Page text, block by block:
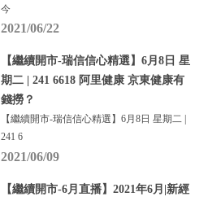
今
2021/06/22
【繼續開市-瑞信信心精選】6月8日 星
期二 | 241 6618 阿里健康 京東健康有
錢撈？
【繼續開市-瑞信信心精選】6月8日 星期二 |
241 6
2021/06/09
【繼續開市-6月直播】2021年6月|新經